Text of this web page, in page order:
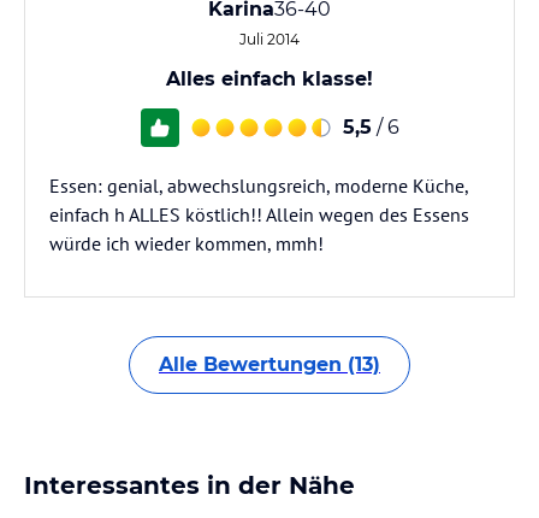
Karina36-40
Juli 2014
Alles einfach klasse!
5,5 / 6
Essen: genial, abwechslungsreich, moderne Küche,
einfach h ALLES köstlich!! Allein wegen des Essens
würde ich wieder kommen, mmh!
Alle Bewertungen (13)
Interessantes in der Nähe